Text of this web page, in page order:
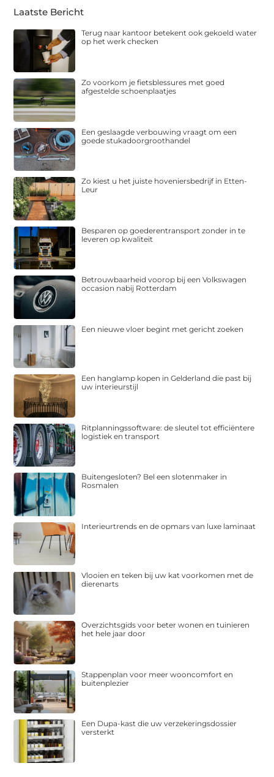
Laatste Bericht
Terug naar kantoor betekent ook gekoeld water
op het werk checken
Zo voorkom je fietsblessures met goed
afgestelde schoenplaatjes
Een geslaagde verbouwing vraagt om een
goede stukadoorgroothandel
Zo kiest u het juiste hoveniersbedrijf in Etten-
Leur
Besparen op goederentransport zonder in te
leveren op kwaliteit
Betrouwbaarheid voorop bij een Volkswagen
occasion nabij Rotterdam
Een nieuwe vloer begint met gericht zoeken
Een hanglamp kopen in Gelderland die past bij
uw interieurstijl
Ritplanningssoftware: de sleutel tot efficiëntere
logistiek en transport
Buitengesloten? Bel een slotenmaker in
Rosmalen
Interieurtrends en de opmars van luxe laminaat
Vlooien en teken bij uw kat voorkomen met de
dierenarts
Overzichtsgids voor beter wonen en tuinieren
het hele jaar door
Stappenplan voor meer wooncomfort en
buitenplezier
Een Dupa-kast die uw verzekeringsdossier
versterkt